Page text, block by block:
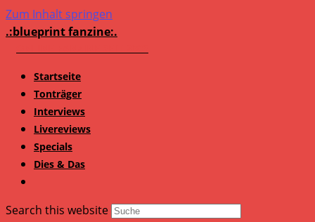
Zum Inhalt springen
.:blueprint fanzine:.
Startseite
Tonträger
Interviews
Livereviews
Specials
Dies & Das
Search this website